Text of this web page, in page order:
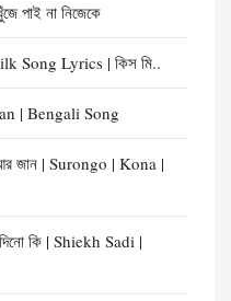
পাই না নিজেকে
Song Lyrics | কিস মি..
| Bengali Song
জান | Surongo | Kona |
কি | Shiekh Sadi |